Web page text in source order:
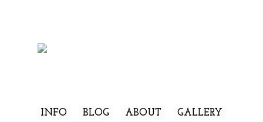
INFO BLOG ABOUT
GALLERY